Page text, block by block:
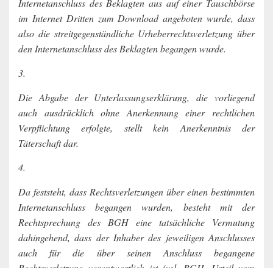
im Internet Dritten zum Download angeboten wurde, dass
also die streitgegenständliche Urheberrechtsverletzung über
den Internetanschluss des Beklagten begangen wurde.
3.
Die Abgabe der Unterlassungserklärung, die vorliegend
auch ausdrücklich ohne Anerkennung einer rechtlichen
Verpflichtung erfolgte, stellt kein Anerkenntnis der
Täterschaft dar.
4.
Da feststeht, dass Rechtsverletzungen über einen bestimmten
Internetanschluss begangen wurden, besteht mit der
Rechtsprechung des BGH eine tatsächliche Vermutung
dahingehend, dass der Inhaber des jeweiligen Anschlusses
auch für die über seinen Anschluss begangene